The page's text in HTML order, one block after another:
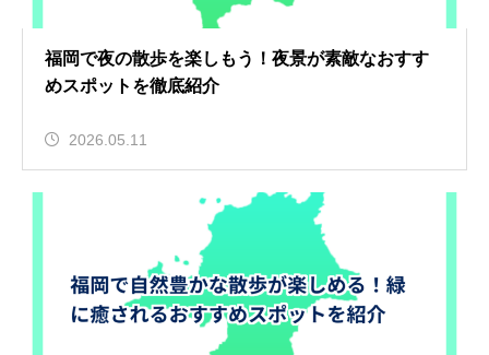
福岡で夜の散歩を楽しもう！夜景が素敵なおすす
めスポットを徹底紹介
2026.05.11